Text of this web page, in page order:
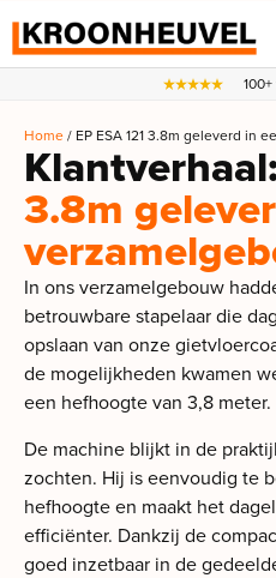
Home/ EP ESA 121 3.8m geleverd in
Klantverhaal:
3.8m
In ons verzamelgebouw
betrouwbare stapelaar die
opslaan van onze
de mogelijkheden kwamen
een hefhoogte van 3,8 meter.
De machine blijkt in de
zochten. Hij is eenvoudig te
hefhoogte en maakt het
efficiënter. Dankzij de
goed inzetbaar in de